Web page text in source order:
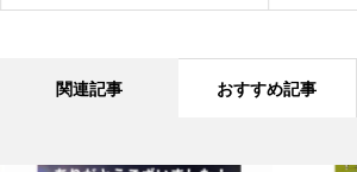
関連記事 おすすめ記事